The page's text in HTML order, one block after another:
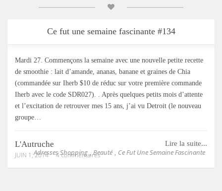
Ce fut une semaine fascinante #134
Mardi 27. Commençons la semaine avec une nouvelle petite recette
de smoothie : lait d’amande, ananas, banane et graines de Chia
(commandée sur Iherb $10 de réduc sur votre première commande
Iherb avec le code SDR027). . Après quelques petits mois d’attente
et l’excitation de retrouver mes 15 ans, j’ai vu Detroit (le nouveau
groupe…
Lire la suite...
Adresses Shopping , Beauté Ce Fut Une Semaine Fascinante
L'Autruche
JUIN 1, 2014 4 commentaires